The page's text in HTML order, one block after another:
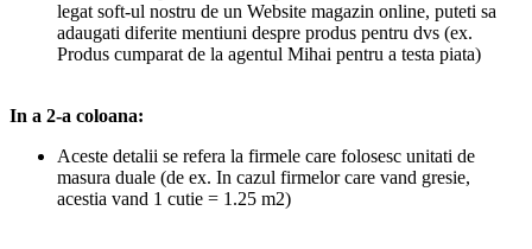
legat soft-ul nostru de un Website magazin online, puteti sa
adaugati diferite mentiuni despre produs pentru dvs (ex.
Produs cumparat de la agentul Mihai pentru a testa piata)
In a 2-a coloana:
Aceste detalii se refera la firmele care folosesc unitati de
masura duale (de ex. In cazul firmelor care vand gresie,
acestia vand 1 cutie = 1.25 m2)